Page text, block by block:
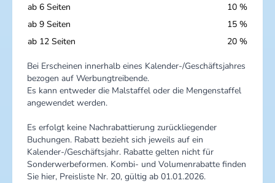
ab 6 Seiten
10 %
ab 9 Seiten
15 %
ab 12 Seiten
20 %
Bei Erscheinen innerhalb eines Kalender-/Geschäftsjahres
bezogen auf Werbungtreibende.
Es kann entweder die Malstaffel oder die Mengenstaffel
angewendet werden.
Es erfolgt keine Nachrabattierung zurückliegender
Buchungen. Rabatt bezieht sich jeweils auf ein
Kalender-/Geschäftsjahr. Rabatte gelten nicht für
Sonderwerbeformen. Kombi- und Volumenrabatte finden
Sie hier, Preisliste Nr. 20, gültig ab 01.01.2026.